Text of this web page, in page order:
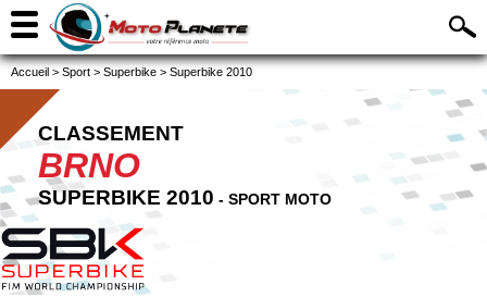
Accueil > Sport > Superbike > Superbike 2010
CLASSEMENT
BRNO
SUPERBIKE 2010 - SPORT MOTO